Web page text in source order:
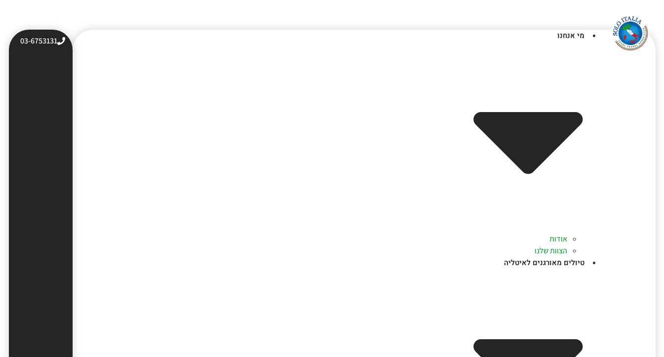
מי אנחנו
אודות
הצוות שלנו
טיולים מאורגנים לאיטליה
03-6753131